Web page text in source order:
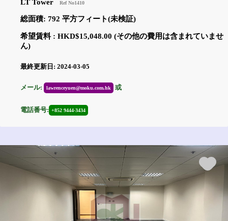
LT Tower Ref No1410
総面積: 792 平方フィート(未検証)
希望賃料 : HKD$15,048.00 (その他の費用は含まれていませ
ん)
最終更新日: 2024-03-05
メール: lawrenceyuen@moku.com.hk 或
電話番号: +852 9444-3434